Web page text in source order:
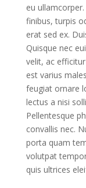
eu
finibus, turpis
erat sed ex.
Quisque nec
velit, ac
est varius
feugiat ornare
lectus a nisi
Pellentesque
convallis nec.
porta quam
volutpat
quis ultrices